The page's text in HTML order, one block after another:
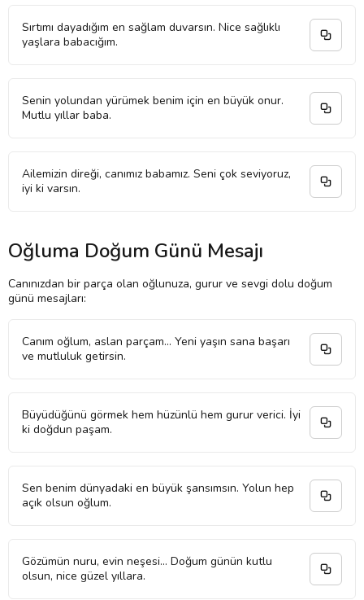
Sırtımı dayadığım en sağlam duvarsın. Nice sağlıklı
yaşlara babacığım.
Senin yolundan yürümek benim için en büyük onur.
Mutlu yıllar baba.
Ailemizin direği, canımız babamız. Seni çok seviyoruz,
iyi ki varsın.
Oğluma Doğum Günü Mesajı
Canınızdan bir parça olan oğlunuza, gurur ve sevgi dolu doğum
günü mesajları:
Canım oğlum, aslan parçam... Yeni yaşın sana başarı
ve mutluluk getirsin.
Büyüdüğünü görmek hem hüzünlü hem gurur verici. İyi
ki doğdun paşam.
Sen benim dünyadaki en büyük şansımsın. Yolun hep
açık olsun oğlum.
Gözümün nuru, evin neşesi... Doğum günün kutlu
olsun, nice güzel yıllara.